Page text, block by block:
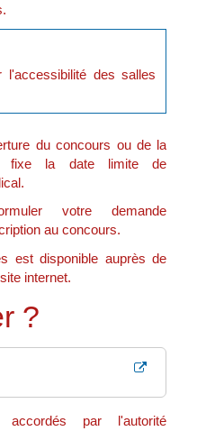
l'accessibilité des salles
du concours ou de la
fixe la date limite de
votre demande
au concours.
est disponible auprès de
internet.
?
accordés par l'autorité